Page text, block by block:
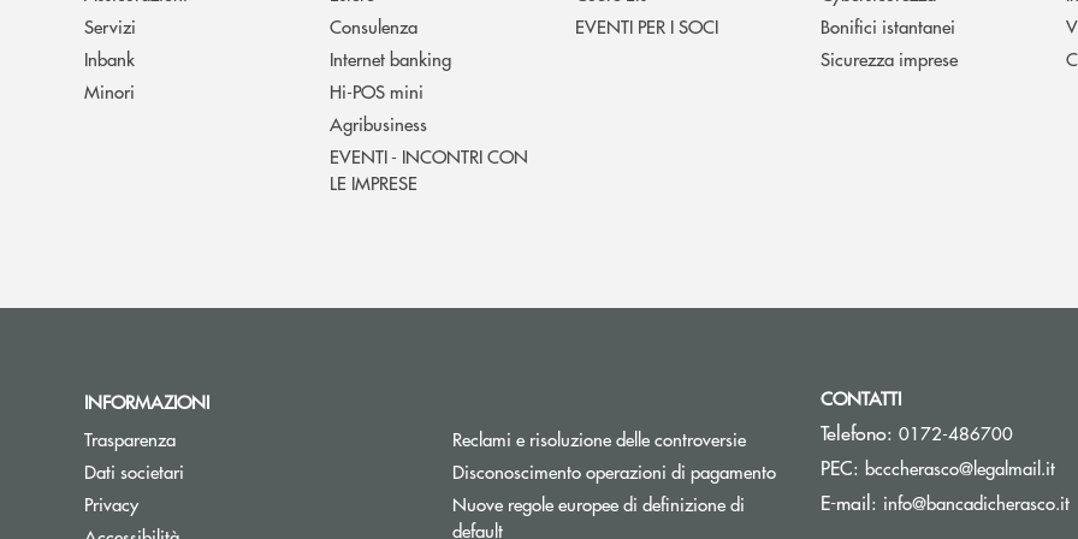
Servizi
Inbank
Minori
Consulenza
Internet banking
Hi-POS mini
Agribusiness
EVENTI - INCONTRI CON
LE IMPRESE
EVENTI PER I SOCI
Bonifici istantanei
Sicurezza imprese
INFORMAZIONI
Trasparenza
Dati societari
Privacy
Reclami e risoluzione delle controversie
Disconoscimento operazioni di pagamentoApre una nuova finestra
Nuove regole europee di definizione di
default
CONTATTI
Telefono: 0172-486700
PEC: bcccherasco@legalmail.it(si
E-mail: info@bancadicherasco.it